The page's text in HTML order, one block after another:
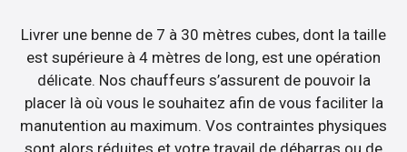
Livrer une benne de 7 à 30 mètres cubes, dont la taille
est supérieure à 4 mètres de long, est une opération
délicate. Nos chauffeurs s’assurent de pouvoir la
placer là où vous le souhaitez afin de vous faciliter la
manutention au maximum. Vos contraintes physiques